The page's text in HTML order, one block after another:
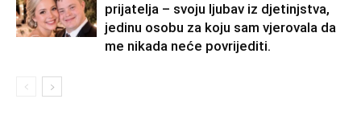
prijatelja – svoju ljubav iz djetinjstva,
jedinu osobu za koju sam vjerovala da
me nikada neće povrijediti.